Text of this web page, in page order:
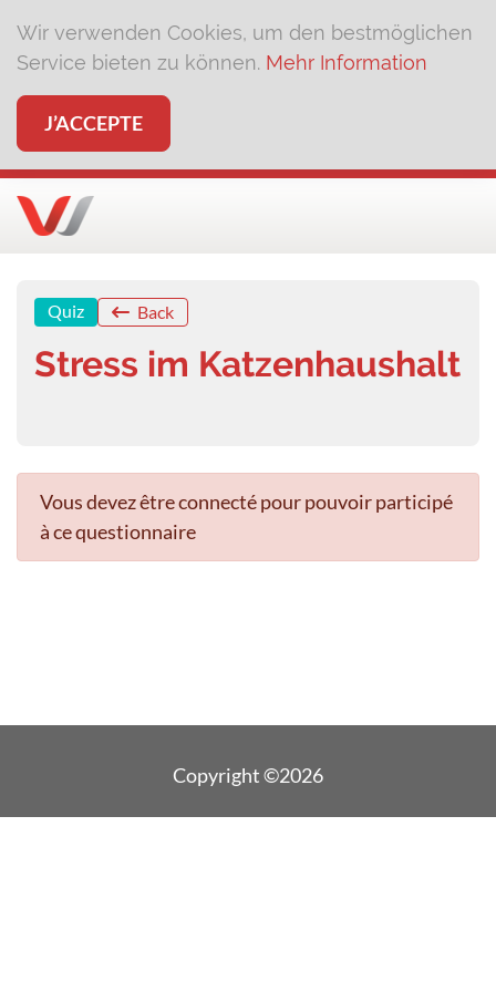
Wir verwenden Cookies, um den bestmöglichen
Service bieten zu können. Mehr Information
J’ACCEPTE
Quiz Back
Stress im Katzenhaushalt
Vous devez être connecté pour pouvoir participé
à ce questionnaire
Copyright ©2026